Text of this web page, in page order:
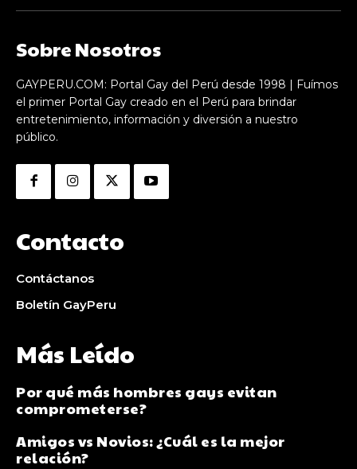
Sobre Nosotros
GAYPERU.COM: Portal Gay del Perú desde 1998 | Fuímos
el primer Portal Gay creado en el Perú para brindar
entretenimiento, información y diversión a nuestro
público.
Contacto
Contáctanos
Boletín GayPeru
Más Leído
Por qué más hombres gays evitan
comprometerse?
Amigos vs Novios: ¿Cuál es la mejor
relación?